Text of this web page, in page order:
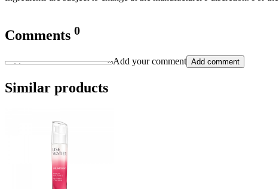
Comments 0
Add your comment Add comment
Similar products